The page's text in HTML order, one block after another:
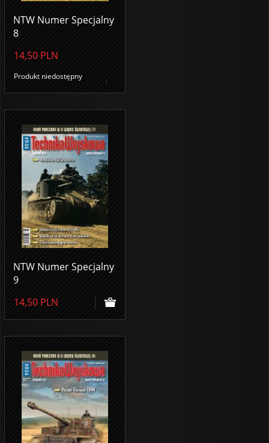
NTW Numer Specjalny
8
14,50 PLN
Produkt niedostępny
NTW Numer Specjalny
9
14,50 PLN